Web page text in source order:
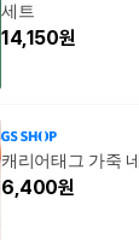
세트
14,150원
캐리어태그 가죽
6,400원